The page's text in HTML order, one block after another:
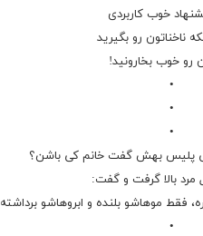
خوب کاربردی
ﻧﺎﺧﻨﺎﺗﻮﻥ ﺭﻭ ﺑﮕﯿﺮﯾﺪ
ﺭﻭ ﺧﻮﺏ ﺑﺨﺎﺭﻭﻧﯿﺪ!
•
•
•
پلیس بهش گفت خانم کی باشن؟
بالا گرفت و گفت:
فقط موهاشو بلنده و ابروهاشو برداشته
•